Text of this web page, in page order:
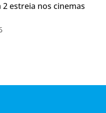
2 estreia nos cinemas